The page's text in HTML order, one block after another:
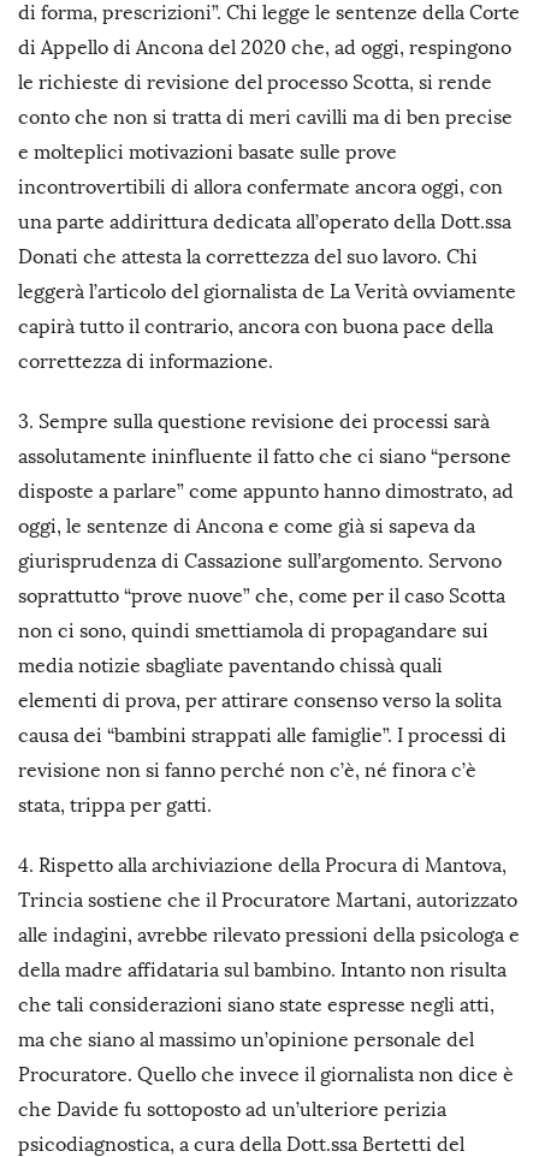
di forma, prescrizioni”. Chi legge le sentenze della Corte
di Appello di Ancona del 2020 che, ad oggi, respingono
le richieste di revisione del processo Scotta, si rende
conto che non si tratta di meri cavilli ma di ben precise
e molteplici motivazioni basate sulle prove
incontrovertibili di allora confermate ancora oggi, con
una parte addirittura dedicata all’operato della Dott.ssa
Donati che attesta la correttezza del suo lavoro. Chi
leggerà l’articolo del giornalista de La Verità ovviamente
capirà tutto il contrario, ancora con buona pace della
correttezza di informazione.
3. Sempre sulla questione revisione dei processi sarà
assolutamente ininfluente il fatto che ci siano “persone
disposte a parlare” come appunto hanno dimostrato, ad
oggi, le sentenze di Ancona e come già si sapeva da
giurisprudenza di Cassazione sull’argomento. Servono
soprattutto “prove nuove” che, come per il caso Scotta
non ci sono, quindi smettiamola di propagandare sui
media notizie sbagliate paventando chissà quali
elementi di prova, per attirare consenso verso la solita
causa dei “bambini strappati alle famiglie”. I processi di
revisione non si fanno perché non c’è, né finora c’è
stata, trippa per gatti.
4. Rispetto alla archiviazione della Procura di Mantova,
Trincia sostiene che il Procuratore Martani, autorizzato
alle indagini, avrebbe rilevato pressioni della psicologa e
della madre affidataria sul bambino. Intanto non risulta
che tali considerazioni siano state espresse negli atti,
ma che siano al massimo un’opinione personale del
Procuratore. Quello che invece il giornalista non dice è
che Davide fu sottoposto ad un’ulteriore perizia
psicodiagnostica, a cura della Dott.ssa Bertetti del